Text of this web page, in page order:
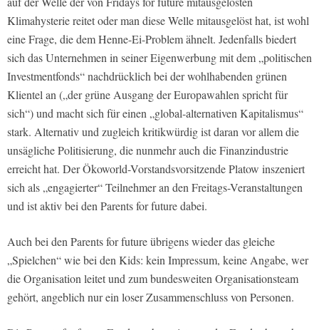
Klimahysterie reitet oder man diese Welle mitausgelöst hat, ist wohl
eine Frage, die dem Henne-Ei-Problem ähnelt. Jedenfalls biedert
sich das Unternehmen in seiner Eigenwerbung mit dem „politischen
Investmentfonds“ nachdrücklich bei der wohlhabenden grünen
Klientel an („der grüne Ausgang der Europawahlen spricht für
sich“) und macht sich für einen „global-alternativen Kapitalismus“
stark. Alternativ und zugleich kritikwürdig ist daran vor allem die
unsägliche Politisierung, die nunmehr auch die Finanzindustrie
erreicht hat. Der Ökoworld-Vorstandsvorsitzende Platow inszeniert
sich als „engagierter“ Teilnehmer an den Freitags-Veranstaltungen
und ist aktiv bei den Parents for future dabei.
Auch bei den Parents for future übrigens wieder das gleiche
„Spielchen“ wie bei den Kids: kein Impressum, keine Angabe, wer
die Organisation leitet und zum bundesweiten Organisationsteam
gehört, angeblich nur ein loser Zusammenschluss von Personen.